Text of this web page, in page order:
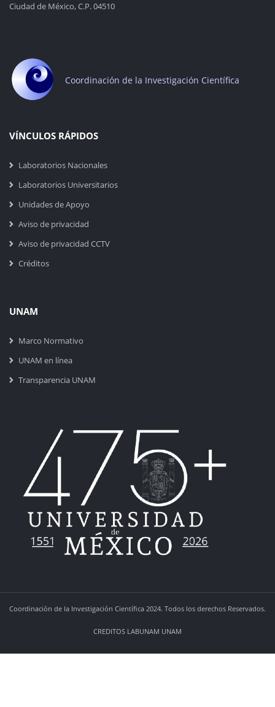
Ciudad de México, C.P. 04510
Coordinación de la Investigación Científica
VÍNCULOS RÁPIDOS
Laboratorios Nacionales
Laboratorios Universitarios
Unidades de Apoyo
Aviso de privacidad
Aviso de privacidad CCTV
Créditos
UNAM
Marco Normativo
UNAM en línea
Transparencia UNAM
Coordinación de la Investigación Científica 2024. Todos los derechos Reservados.
CREDITOS LABUNAM UNAM